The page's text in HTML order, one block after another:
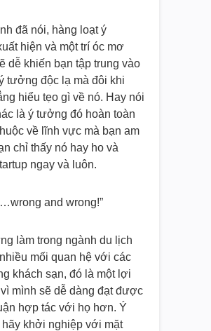
đã nói, hàng loạt ý
hiện và một trí óc mơ
dễ khiến bạn tập trung vào
tưởng độc lạ mà đôi khi
hiểu tẹo gì về nó. Hay nói
là ý tưởng đó hoàn toàn
về lĩnh vực mà bạn am
chỉ thấy nó hay ho và
ngay và luôn.
and wrong!”
làm trong ngành du lịch
mối quan hệ với các
khách sạn, đó là một lợi
mình sẽ dễ dàng đạt được
hợp tác với họ hơn. Ý
hãy khởi nghiệp với mặt